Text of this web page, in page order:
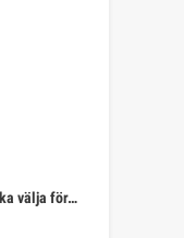
välja för…